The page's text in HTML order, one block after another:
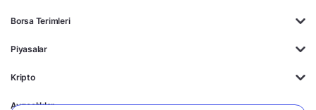
Borsa Terimleri
Piyasalar
Kripto
Ayrıcalıklar